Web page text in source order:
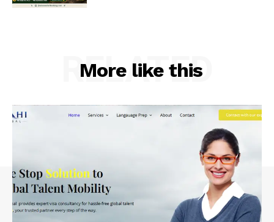
More like this
RELATED